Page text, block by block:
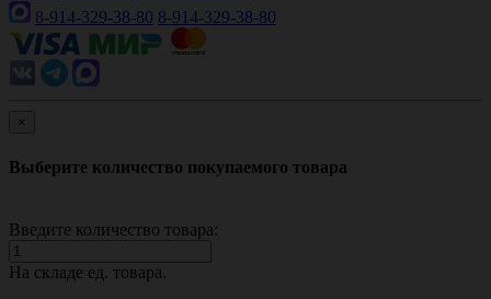
8-914-329-38-80 8-914-329-38-80
×
Выберите количество покупаемого товара
Введите количество товара:
На складе ед. товара.